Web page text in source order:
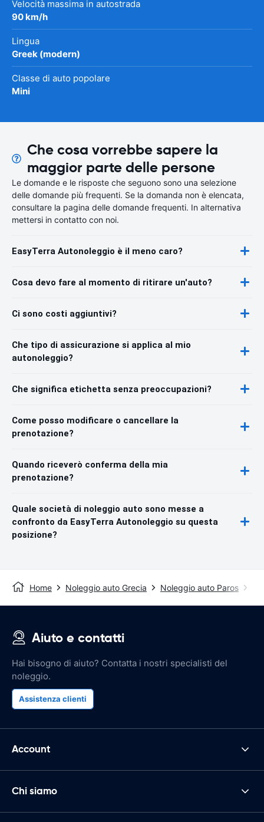
Velocità massima in autostrada
90 km/h
Lingua
Greek (modern)
Classe di auto popolare
Mini
Che cosa vorrebbe sapere la
maggior parte delle persone
Le domande e le risposte che seguono sono una selezione
delle domande più frequenti. Se la domanda non è elencata,
consultare la pagina delle domande frequenti. In alternativa
mettersi in contatto con noi.
EasyTerra Autonoleggio è il meno caro?
Cosa devo fare al momento di ritirare un'auto?
Ci sono costi aggiuntivi?
Che tipo di assicurazione si applica al mio
autonoleggio?
Che significa etichetta senza preoccupazioni?
Come posso modificare o cancellare la
prenotazione?
Quando riceverò conferma della mia
prenotazione?
Quale società di noleggio auto sono messe a
confronto da EasyTerra Autonoleggio su questa
posizione?
Home Noleggio auto Grecia Noleggio auto Paros
Aiuto e contatti
Hai bisogno di aiuto? Contatta i nostri specialisti del
noleggio.
Assistenza clienti
Account
Chi siamo